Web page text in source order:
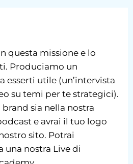
questa missione e lo
Produciamo un
esserti utile (un’intervista
su temi per te strategici).
sia nella nostra
e avrai il tuo logo
sito. Potrai
una nostra Live di